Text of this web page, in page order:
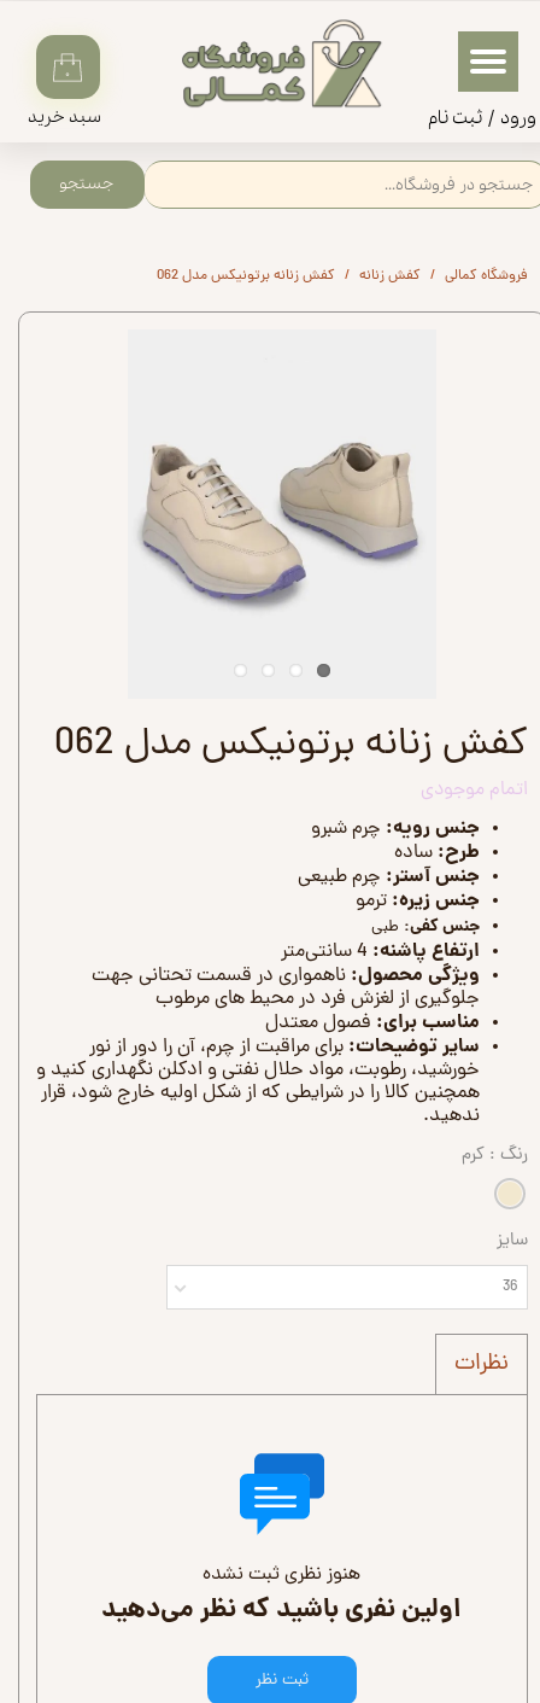
جستجو
۰
ورود / ثبت‌‌ نام
حساب کاربری من
تغییر گذر واژه
سفارشات
خروج از حساب کاربری
سبد خرید
فروشگاه کمالی کفش زنانه کفش زنانه برتونیکس مدل 062
کفش زنانه برتونیکس مدل 062
اتمام موجودی
جنس رویه: چرم شبرو
طرح: ساده
جنس آستر: چرم طبیعی
جنس زیره: ترمو
جنس کفی: طبی
ارتفاع پاشنه:
ویژگی محصول: ناهمواری در قسمت تحتانی جهت
جلوگیری از لغزش فرد در محیط های مرطوب
مناسب برای: فصول معتدل
سایر توضیحات: برای مراقبت از چرم، آن را دور از نور
خورشید، رطوبت، مواد حلال نفتی و ادکلن نگهداری کنید و
همچنین کالا را در شرایطی که از شکل اولیه خارج شود، قرار
ندهید.
رنگ : کرم
سایز
36
نظرات
هنوز نظری ثبت نشده
اولین نفری باشید که نظر می‌دهید
ثبت نظر